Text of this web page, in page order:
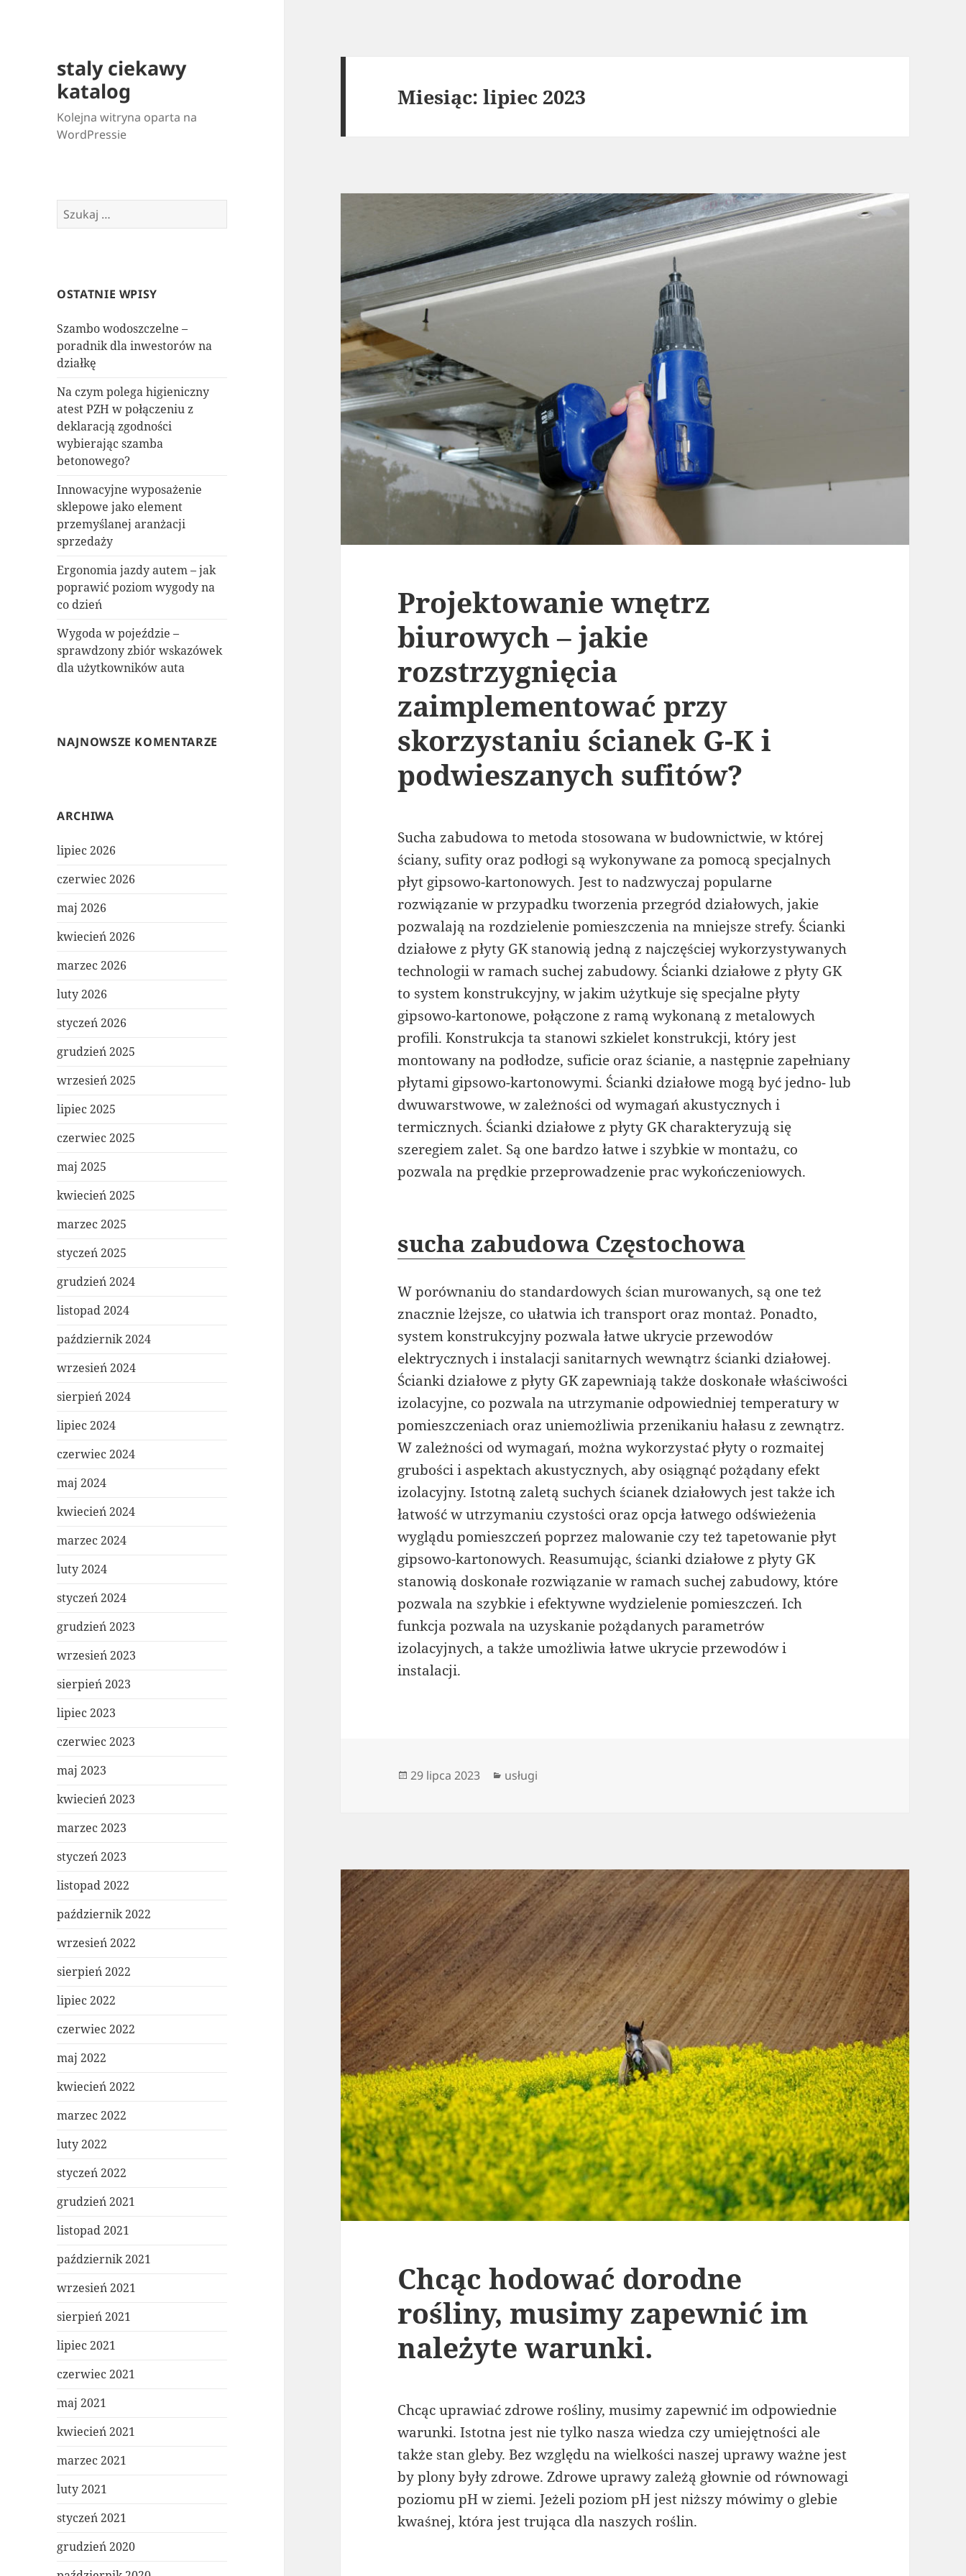
staly ciekawy
katalog
Kolejna witryna oparta na
WordPressie
Szukaj:
OSTATNIE WPISY
Szambo wodoszczelne –
poradnik dla inwestorów na
działkę
Na czym polega higieniczny
atest PZH w połączeniu z
deklaracją zgodności
wybierając szamba
betonowego?
Innowacyjne wyposażenie
sklepowe jako element
przemyślanej aranżacji
sprzedaży
Ergonomia jazdy autem – jak
poprawić poziom wygody na
co dzień
Wygoda w pojeździe –
sprawdzony zbiór wskazówek
dla użytkowników auta
NAJNOWSZE KOMENTARZE
ARCHIWA
lipiec 2026
czerwiec 2026
maj 2026
kwiecień 2026
marzec 2026
luty 2026
styczeń 2026
grudzień 2025
wrzesień 2025
lipiec 2025
czerwiec 2025
maj 2025
kwiecień 2025
marzec 2025
styczeń 2025
grudzień 2024
listopad 2024
październik 2024
wrzesień 2024
sierpień 2024
lipiec 2024
czerwiec 2024
maj 2024
kwiecień 2024
marzec 2024
luty 2024
styczeń 2024
grudzień 2023
wrzesień 2023
sierpień 2023
lipiec 2023
czerwiec 2023
maj 2023
kwiecień 2023
marzec 2023
styczeń 2023
listopad 2022
październik 2022
wrzesień 2022
sierpień 2022
lipiec 2022
czerwiec 2022
maj 2022
kwiecień 2022
marzec 2022
luty 2022
styczeń 2022
grudzień 2021
listopad 2021
październik 2021
wrzesień 2021
sierpień 2021
lipiec 2021
czerwiec 2021
maj 2021
kwiecień 2021
marzec 2021
luty 2021
styczeń 2021
grudzień 2020
Miesiąc:lipiec 2023
Projektowanie wnętrz
biurowych – jakie
rozstrzygnięcia
zaimplementować przy
skorzystaniu ścianek G-K i
podwieszanych sufitów?
Sucha zabudowa to metoda stosowana w budownictwie, w której
ściany, sufity oraz podłogi są wykonywane za pomocą specjalnych
płyt gipsowo-kartonowych. Jest to nadzwyczaj popularne
rozwiązanie w przypadku tworzenia przegród działowych, jakie
pozwalają na rozdzielenie pomieszczenia na mniejsze strefy. Ścianki
działowe z płyty GK stanowią jedną z najczęściej wykorzystywanych
technologii w ramach suchej zabudowy. Ścianki działowe z płyty GK
to system konstrukcyjny, w jakim użytkuje się specjalne płyty
gipsowo-kartonowe, połączone z ramą wykonaną z metalowych
profili. Konstrukcja ta stanowi szkielet konstrukcji, który jest
montowany na podłodze, suficie oraz ścianie, a następnie zapełniany
płytami gipsowo-kartonowymi. Ścianki działowe mogą być jedno- lub
dwuwarstwowe, w zależności od wymagań akustycznych i
termicznych. Ścianki działowe z płyty GK charakteryzują się
szeregiem zalet. Są one bardzo łatwe i szybkie w montażu, co
pozwala na prędkie przeprowadzenie prac wykończeniowych.
sucha zabudowa Częstochowa
W porównaniu do standardowych ścian murowanych, są one też
znacznie lżejsze, co ułatwia ich transport oraz montaż. Ponadto,
system konstrukcyjny pozwala łatwe ukrycie przewodów
elektrycznych i instalacji sanitarnych wewnątrz ścianki działowej.
Ścianki działowe z płyty GK zapewniają także doskonałe właściwości
izolacyjne, co pozwala na utrzymanie odpowiedniej temperatury w
pomieszczeniach oraz uniemożliwia przenikaniu hałasu z zewnątrz.
W zależności od wymagań, można wykorzystać płyty o rozmaitej
grubości i aspektach akustycznych, aby osiągnąć pożądany efekt
izolacyjny. Istotną zaletą suchych ścianek działowych jest także ich
łatwość w utrzymaniu czystości oraz opcja łatwego odświeżenia
wyglądu pomieszczeń poprzez malowanie czy też tapetowanie płyt
gipsowo-kartonowych. Reasumując, ścianki działowe z płyty GK
stanowią doskonałe rozwiązanie w ramach suchej zabudowy, które
pozwala na szybkie i efektywne wydzielenie pomieszczeń. Ich
funkcja pozwala na uzyskanie pożądanych parametrów
izolacyjnych, a także umożliwia łatwe ukrycie przewodów i
instalacji.
Data
29 lipca 2023 Kategorie
usługi
Chcąc hodować dorodne
rośliny, musimy zapewnić im
należyte warunki.
Chcąc uprawiać zdrowe rośliny, musimy zapewnić im odpowiednie
warunki. Istotna jest nie tylko nasza wiedza czy umiejętności ale
także stan gleby. Bez względu na wielkości naszej uprawy ważne jest
by plony były zdrowe. Zdrowe uprawy zależą głownie od równowagi
poziomu pH w ziemi. Jeżeli poziom pH jest niższy mówimy o glebie
kwaśnej, która jest trująca dla naszych roślin.